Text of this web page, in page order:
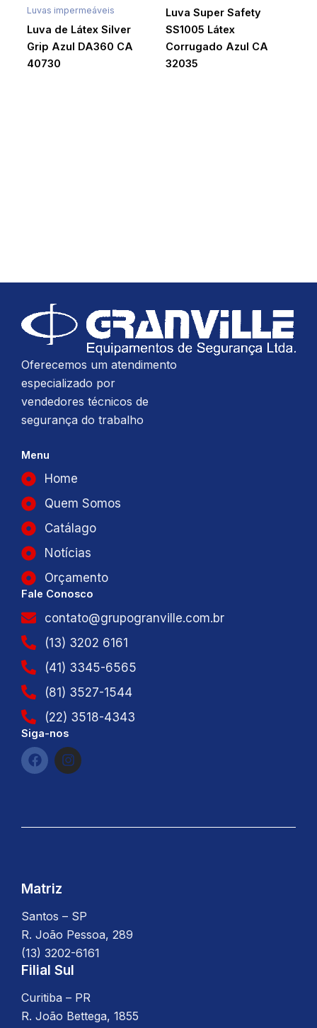
Luvas impermeáveis
Luva de Látex Silver
Grip Azul DA360 CA
40730
Luva Super Safety
SS1005 Látex
Corrugado Azul CA
32035
Oferecemos um atendimento
especializado por
vendedores técnicos de
segurança do trabalho
Menu
Home
Quem Somos
Catálago
Notícias
Orçamento
Fale Conosco
contato@grupogranville.com.br
(13) 3202 6161
(41) 3345-6565
(81) 3527-1544
(22) 3518-4343
Siga-nos
F
a
I
n
Matriz
Santos – SP
R. João Pessoa, 289
(13) 3202-6161
Filial Sul
Curitiba – PR
R. João Bettega, 1855